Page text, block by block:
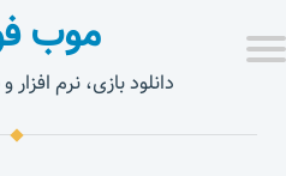
موب
دانلود بازی، نرم افزار